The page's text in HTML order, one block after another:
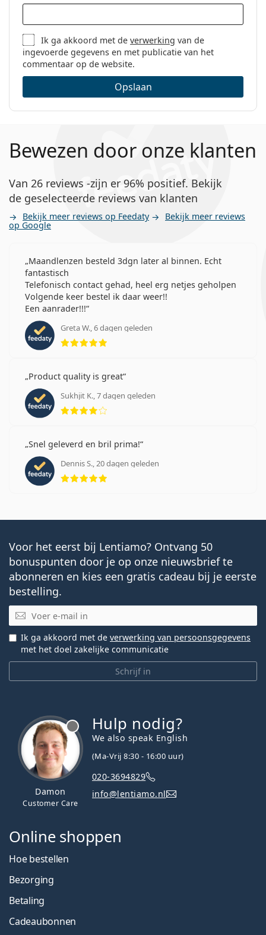
Ik ga akkoord met deverwerking van de
ingevoerde gegevens en met publicatie van het
commentaar op de website.
Opslaan
Bewezen door onze klanten
Van 26 reviews -zijn er 96% positief. Bekijk
de geselecteerde reviews van klanten
Bekijk meer reviews op Feedaty Bekijk meer reviews
op Google
Maandlenzen besteld 3dgn later al binnen. Echt
fantastisch
Telefonisch contact gehad, heel erg netjes geholpen
Volgende keer bestel ik daar weer!!
Een aanrader!!!
Greta W., 6 dagen geleden
Beoordeling 5 van 5
Product quality is great
Sukhjit K., 7 dagen geleden
Beoordeling 4 van 5
Snel geleverd en bril prima!
Dennis S., 20 dagen geleden
Beoordeling 5 van 5
Voor het eerst bij Lentiamo? Ontvang 50
bonuspunten door je op onze nieuwsbrief te
abonneren en kies een gratis cadeau bij je eerste
bestelling.
E-mail
Schrijf in
Ik ga akkoord met de verwerking van persoonsgegevens
met het doel zakelijke communicatie
Damon
Customer Care
Hulp nodig?
We also speak English
(Ma-Vrij 8:30 - 16:00 uur)
020-3694829
info@lentiamo.nl
Online shoppen
Hoe bestellen
Bezorging
Betaling
Cadeaubonnen